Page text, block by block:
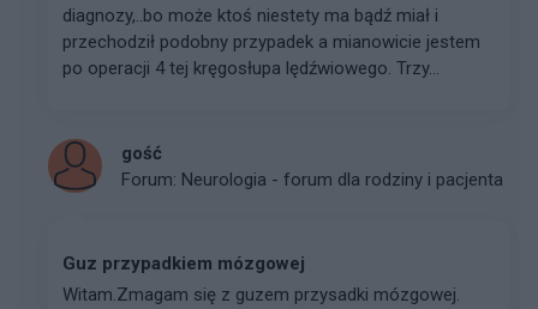
diagnozy,..bo może ktoś niestety ma bądź miał i
przechodził podobny przypadek a mianowicie jestem
po operacji 4 tej kręgosłupa lędźwiowego. Trzy...
gość
Forum: Neurologia - forum dla rodziny i pacjenta
Guz przypadkiem mózgowej
Witam.Zmagam się z guzem przysadki mózgowej.